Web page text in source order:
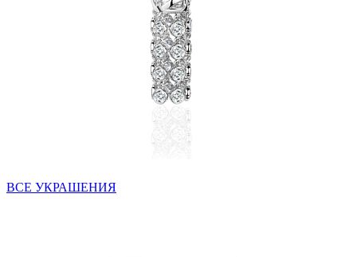
ВСЕ УКРАШЕНИЯ